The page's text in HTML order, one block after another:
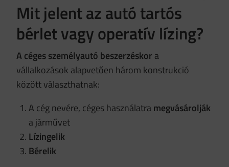
Mit jelent az autó tartós
bérlet vagy operatív lízing?
A céges személyautó beszerzéskor a
vállalkozások alapvetően három konstrukció
között választhatnak:
A cég nevére, céges használatramegvásárolják
a járművet
Lízingelik
Bérelik